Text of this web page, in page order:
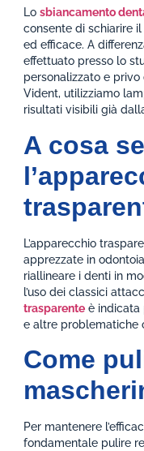
Losbiancamento
consente di schiarire
ed efficace. A
effettuato presso lo
personalizzato e
Vident, utilizziamo
risultati visibili già
A cosa
L’apparecchio
apprezzate in
riallineare i denti in
l’uso dei classici
trasparente è indicata
e altre problematiche
Come
Per mantenere
fondamentale pulire